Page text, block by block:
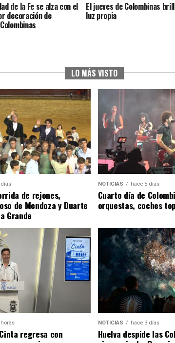
de la Fe se alza con el
decoración de
El jueves de Colombinas
luz propia
LO MÁS VISTO
de rejones,
de Mendoza y Duarte
Grande
NOTICIAS hace 5 días
Cuarto día de
orquestas, coches
regresa con
NOTICIAS hace 3 días
Huelva despide las